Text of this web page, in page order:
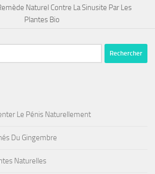
Naturel Contre La Sinusite Par Les
Plantes Bio
Le Pénis Naturellement
Du Gingembre
Naturelles